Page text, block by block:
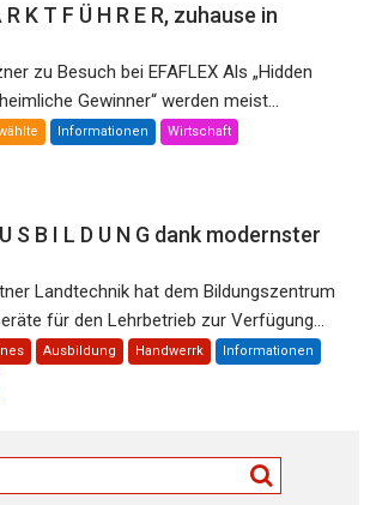
K T F Ü H R E R, zuhause in
zu Besuch bei EFAFLEX Als „Hidden
Gewinner“ werden meist...
Informationen Wirtschaft
S B I L D U N G dank modernster
Landtechnik hat dem Bildungszentrum
für den Lehrbetrieb zur Verfügung...
Ausbildung Handwerrk Informationen